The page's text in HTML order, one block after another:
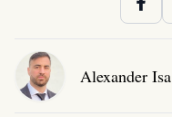
Alexander Isa